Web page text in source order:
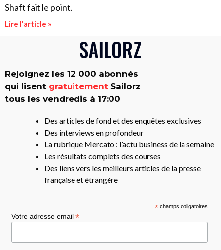
Shaft fait le point.
Lire l'article »
Rejoignez les 12 000 abonnés
qui lisent gratuitement Sailorz
tous les vendredis à 17:00
Des articles de fond et des enquêtes exclusives
Des interviews en profondeur
La rubrique Mercato : l’actu business de la semaine
Les résultats complets des courses
Des liens vers les meilleurs articles de la presse
française et étrangère
* champs obligatoires
Votre adresse email *